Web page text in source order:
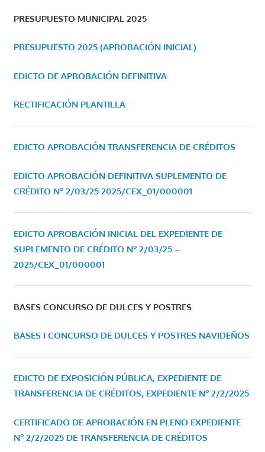
PRESUPUESTO MUNICIPAL 2025
PRESUPUESTO 2025 (APROBACIÓN INICIAL)
EDICTO DE APROBACIÓN DEFINITIVA
RECTIFICACIÓN PLANTILLA
EDICTO APROBACIÓN TRANSFERENCIA DE CRÉDITOS
EDICTO APROBACIÓN DEFINITIVA SUPLEMENTO DE
CRÉDITO Nº 2/03/25 2025/CEX_01/000001
EDICTO APROBACIÓN INICIAL DEL EXPEDIENTE DE
SUPLEMENTO DE CRÉDITO Nº 2/03/25 –
2025/CEX_01/000001
BASES CONCURSO DE DULCES Y POSTRES
BASES I CONCURSO DE DULCES Y POSTRES NAVIDEÑOS
EDICTO DE EXPOSICIÓN PÚBLICA, EXPEDIENTE DE
TRANSFERENCIA DE CRÉDITOS, EXPEDIENTE Nº 2/2/2025
CERTIFICADO DE APROBACIÓN EN PLENO EXPEDIENTE
Nº 2/2/2025 DE TRANSFERENCIA DE CRÉDITOS